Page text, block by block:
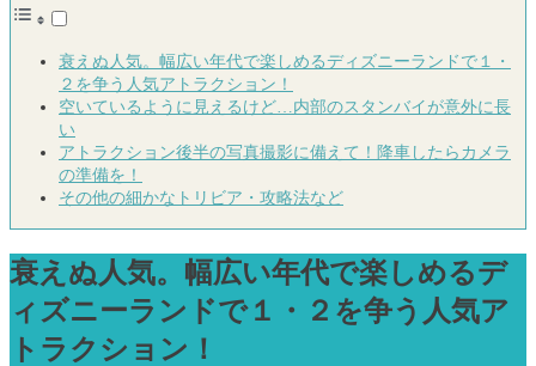
衰えぬ人気。幅広い年代で楽しめるディズニーランドで１・
２を争う人気アトラクション！
空いているように見えるけど…内部のスタンバイが意外に長
い
アトラクション後半の写真撮影に備えて！降車したらカメラ
の準備を！
その他の細かなトリビア・攻略法など
衰えぬ人気。幅広い年代で楽しめるデ
ィズニーランドで１・２を争う人気ア
トラクション！